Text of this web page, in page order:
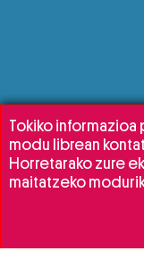
Tokiko informazioa
modu librean
Horretarako zure
maitatzeko